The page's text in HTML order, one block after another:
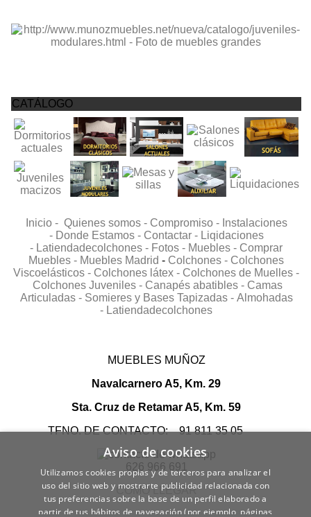
CATÁLOGO
Inicio - Quienes somos - Compromiso - Instalaciones
- Donde Estamos - Contactar - Liqidaciones
- Latiendadecolchones - Fotos - Muebles - Comprar
Muebles - Muebles Madrid - Colchones - Colchones
Viscoelásticos - Colchones látex - Colchones de Muelles -
Colchones Juveniles - Canapés abatibles - Camas
Articuladas - Somieres y Bases Tapizadas - Almohadas
- Latiendadecolchones
MUEBLES MUÑOZ
Navalcarnero A5, Km. 29
Sta. Cruz de Retamar A5, Km. 59
TFNO. DE CONTACTO: 91 811 35 05
626 966 691
COMO LLEGAR
Aviso de cookies
Utilizamos cookies propias y de terceros para analizar el
uso del sitio web y mostrarte publicidad relacionada con
tus preferencias sobre la base de un perfil elaborado a
partir de tus hábitos de navegación (por ejemplo, páginas